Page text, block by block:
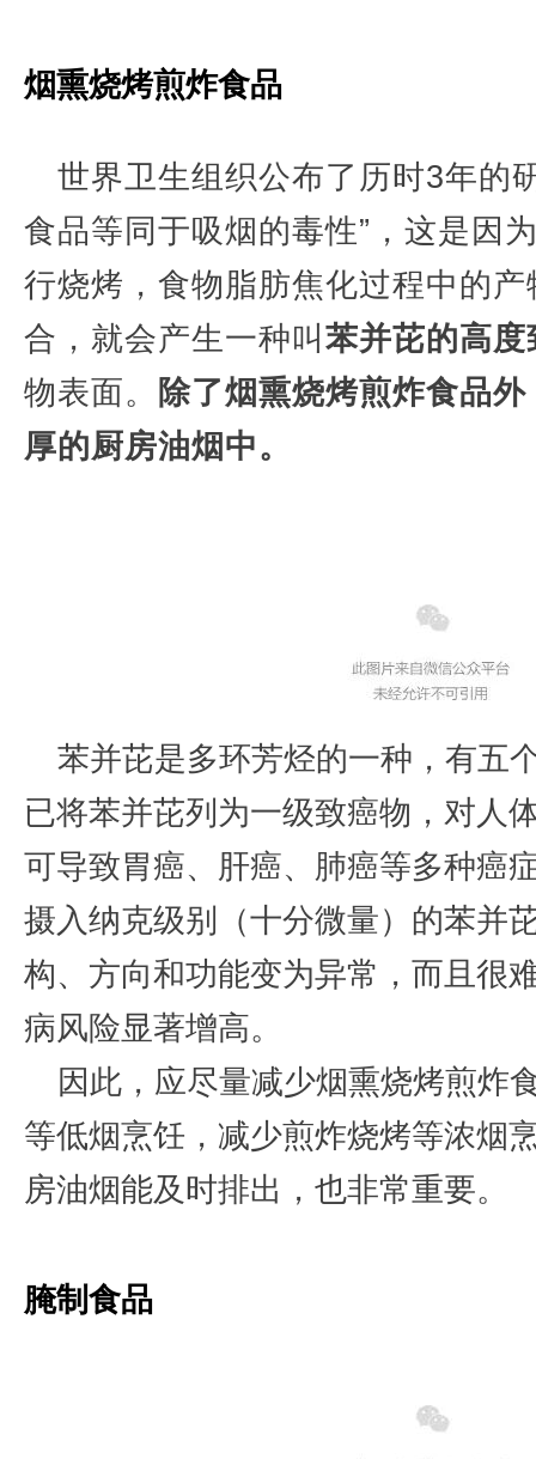
烟熏烧烤煎炸食品
世界卫生组织公布了历时3年的
食品等同于吸烟的毒性”，这是因
行烧烤，食物脂肪焦化过程中的
合，就会产生一种叫 苯并芘的高度
物表面。
除了烟熏烧烤煎炸食品
厚的厨房油烟中。
苯并芘是多环芳烃的一种，有五
已将苯并芘列为一级致癌物，对人
可导致胃癌、肝癌、肺癌等多种癌
摄入纳克级别（十分微量）的苯并
构、方向和功能变为异常，而且很
病风险显著增高。
因此，应尽量减少烟熏烧烤煎炸
等低烟烹饪，减少煎炸烧烤等浓烟
房油烟能及时排出，也非常重要。
腌制食品